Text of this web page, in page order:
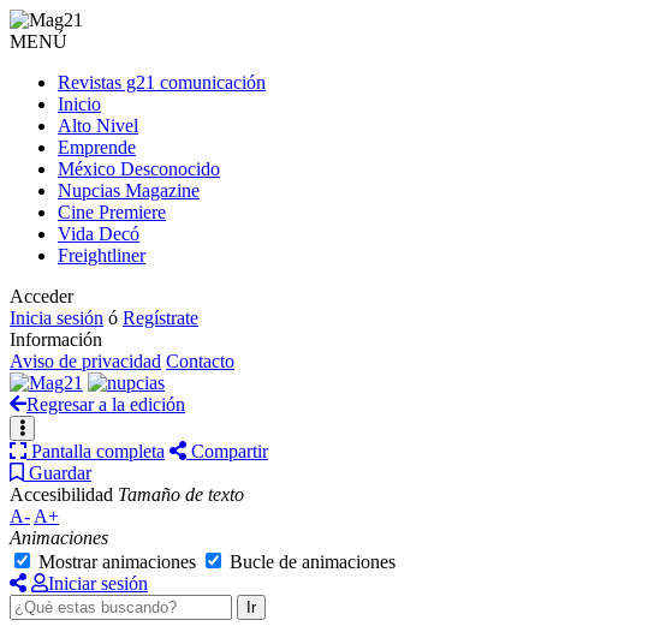
MENÚ
Revistas g21 comunicación
Inicio
Alto Nivel
Emprende
México Desconocido
Nupcias Magazine
Cine Premiere
Vida Decó
Freightliner
Acceder
Inicia sesión ó Regístrate
Información
Aviso de privacidad Contacto
Regresar a la edición
Pantalla completa
Compartir
Guardar
Accesibilidad Tamaño de texto
A- A+
Animaciones
Mostrar animaciones
Bucle de animaciones
Iniciar sesión
Ir